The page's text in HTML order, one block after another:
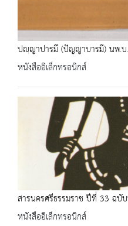
ปญฺญาปารมี (ปัญญาบารมี) นพ.
หนังสืออิเล็กทรอนิกส์
สารนครศรีธรรมราช ปีที่ 33 ฉบั
หนังสืออิเล็กทรอนิกส์